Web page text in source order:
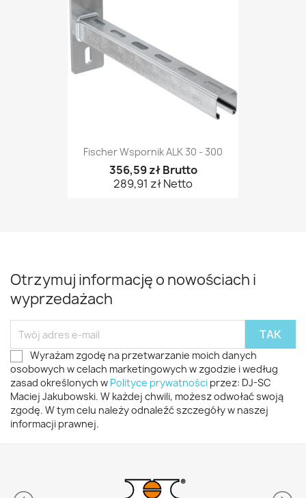
Fischer Wspornik ALK 30 - 300
356,59 zł Brutto
289,91 zł Netto
Otrzymuj informację o nowościach i
wyprzedażach
Wyrażam zgodę na przetwarzanie moich danych
osobowych w celach marketingowych w zgodzie i według
zasad określonych w Polityce prywatności przez: DJ-SC
Maciej Jakubowski. W każdej chwili, możesz odwołać swoją
zgodę. W tym celu należy odnaleźć szczegóły w naszej
informacji prawnej.